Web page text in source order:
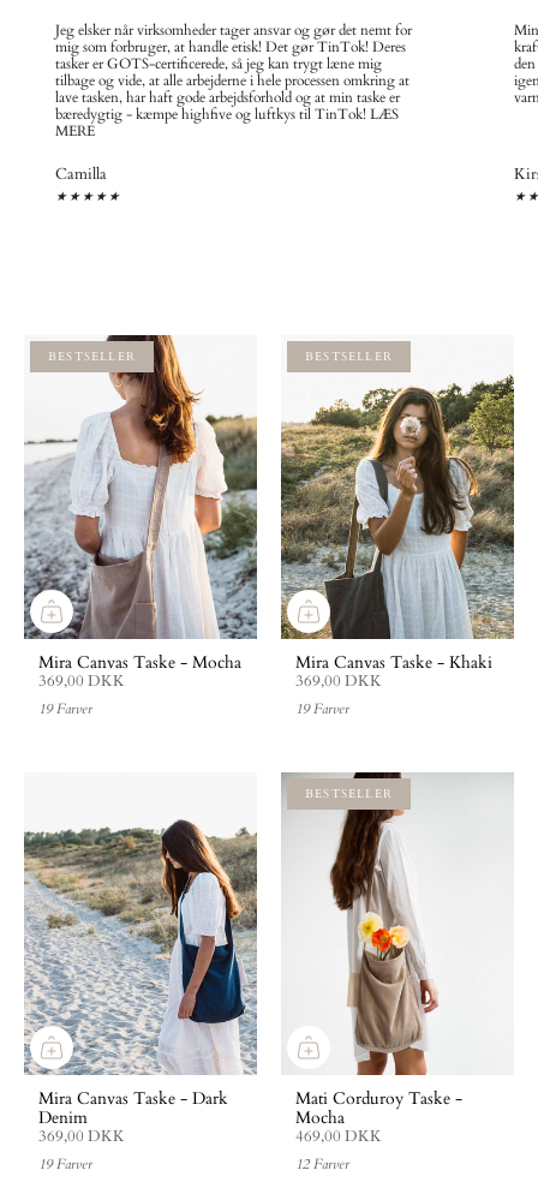
Jeg elsker når virksomheder tager ansvar og gør det nemt for
mig som forbruger, at handle etisk! Det gør TinTok! Deres
tasker er GOTS-certificerede, så jeg kan trygt læne mig
tilbage og vide, at alle arbejderne i hele processen omkring at
lave tasken, har haft gode arbejdsforhold og at min taske er
bæredygtig - kæmpe highfive og luftkys til TinTok! LÆS
MERE
Camilla
★★★★★
BESTSELLER
Mira Canvas Taske - Mocha
369,00 DKK
19 Farver
BESTSELLER
Mira Canvas Taske - Khaki
369,00 DKK
19 Farver
Mira Canvas Taske - Dark
Denim
369,00 DKK
19 Farver
BESTSELLER
Mati Corduroy Taske -
Mocha
469,00 DKK
12 Farver